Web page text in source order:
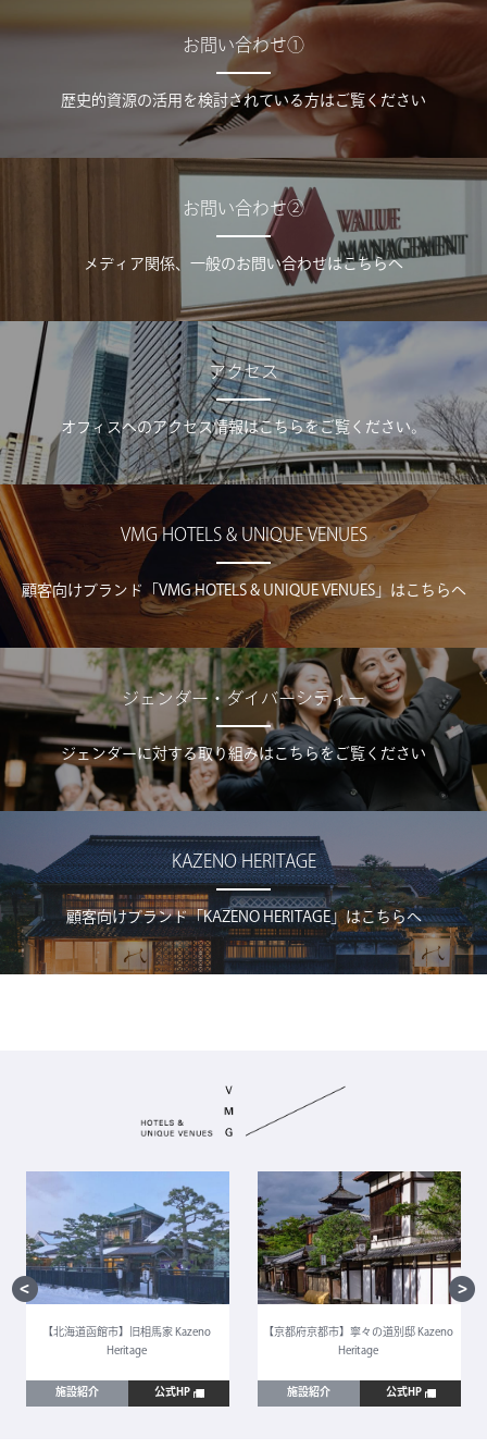
お問い合わせ①
歴史的資源の活用を検討されている方はご覧ください
お問い合わせ②
メディア関係、一般のお問い合わせはこちらへ
アクセス
オフィスへのアクセス情報はこちらをご覧ください。
VMG HOTELS & UNIQUE VENUES
顧客向けブランド「VMG HOTELS & UNIQUE VENUES」はこちらへ
ジェンダー・ダイバーシティー
ジェンダーに対する取り組みはこちらをご覧ください
KAZENO HERITAGE
顧客向けブランド「KAZENO HERITAGE」はこちらへ
【北海道函館市】旧相馬家 Kazeno
Heritage
施設紹介 公式HP
【京都府京都市】寧々の道別邸 Kazeno
Heritage
施設紹介 公式HP